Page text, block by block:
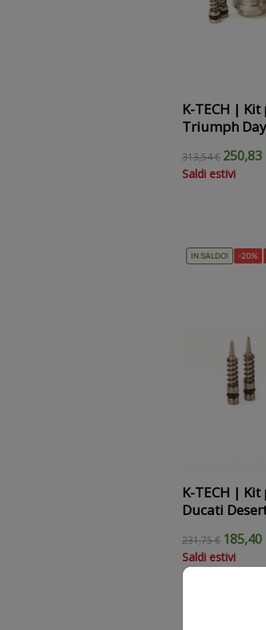
K-TECH |
Triumph
313,54 € 250,83
Saldi estivi
IN SALDO! -20%
K-TECH |
Ducati
231,75 € 185,40
Saldi estivi